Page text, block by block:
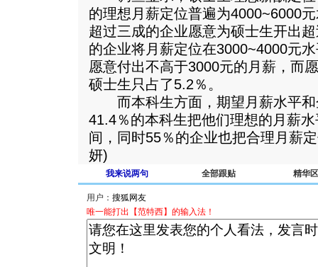
的理想月薪定位普遍为4000~6000
超过三成的企业愿意为硕士生开出
的企业将月薪定位在3000~4000元
愿意付出不高于3000元的月薪，而
硕士生只占了5.2％。
而本科生方面，期望月薪水平和
41.4％的本科生把他们理想的月薪
间，同时55％的企业也把合理月薪
妍)
我来说两句 全部跟贴 精华区
用户：
唯一能打出【范特西】的输入法！